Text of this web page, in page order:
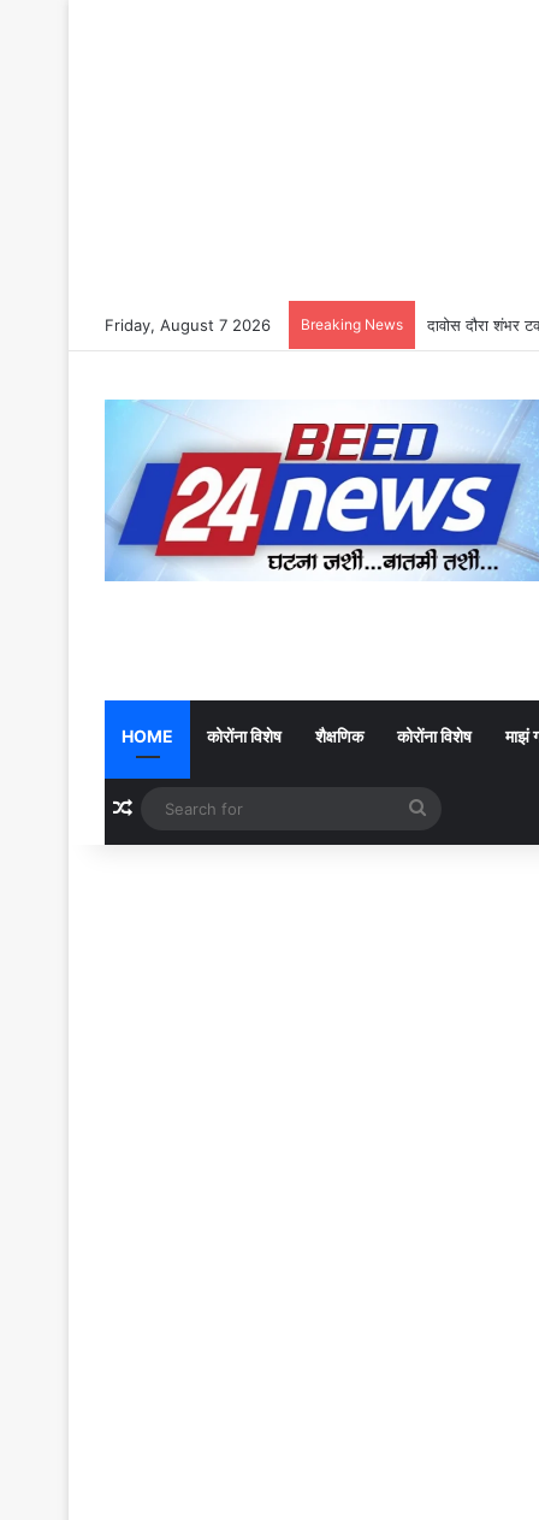
Friday, August 7 2026 Breaking News दावोस दौरा शंभर
HOME कोरोंना विशेष शैक्षणिक कोरोंना विशेष माझं
Random Article
for